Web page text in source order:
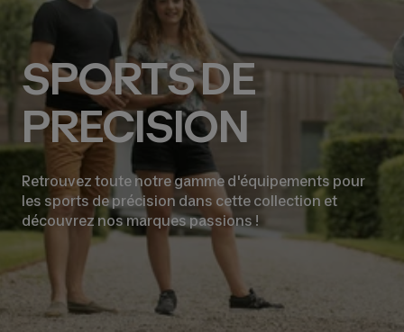
SPORTS DE
PRECISION
Retrouvez toute notre gamme d'équipements pour
les sports de précision dans cette collection et
découvrez nos marques passions !